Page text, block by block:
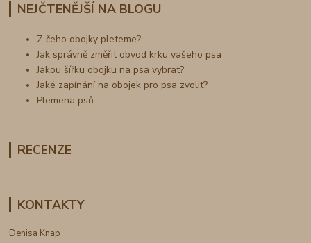
NEJČTENĚJŠÍ NA BLOGU
Z čeho obojky pleteme?
Jak správně změřit obvod krku vašeho psa
Jakou šířku obojku na psa vybrat?
Jaké zapínání na obojek pro psa zvolit?
Plemena psů
RECENZE
KONTAKTY
Denisa Knap